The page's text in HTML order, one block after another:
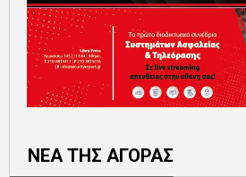
ΝΕΑ ΤΗΣ ΑΓΟΡΑΣ